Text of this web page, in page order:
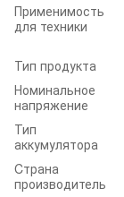
Применимость
для техники
Тип продукта
Номинальное
напряжение
Тип
аккумулятора
Cтрана
производитель